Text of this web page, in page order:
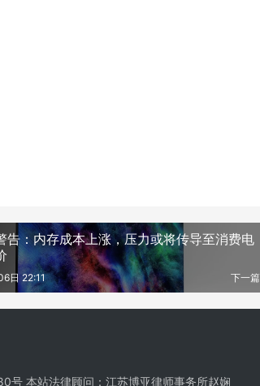
告：内存成本上涨，压力或将传导至消费电
下一篇
日 22:11
号 本站法律顾问：江苏博亚律师事务所赵娴